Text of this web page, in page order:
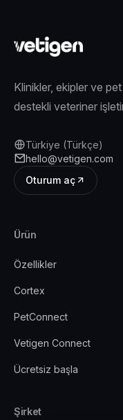
Klinikler, ekipler ve
destekli veteriner
Türkiye (Türkçe)
hello@vetigen.com
Oturum aç
Ürün
Özellikler
Cortex
PetConnect
Vetigen Connect
Ücretsiz başla
Şirket